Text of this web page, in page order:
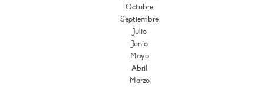
Octubre
Septiembre
Julio
Junio
Mayo
Abril
Marzo